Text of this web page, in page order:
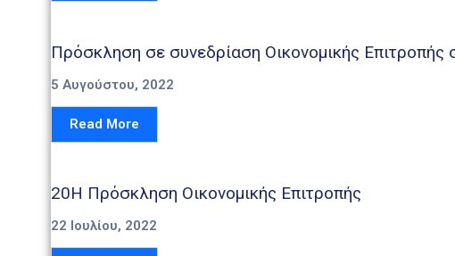
Πρόσκληση σε συνεδρίαση Οικονομικής Επιτροπής
5 Αυγούστου, 2022
Read More
20Η Πρόσκληση Οικονομικής Επιτροπής
22 Ιουλίου, 2022